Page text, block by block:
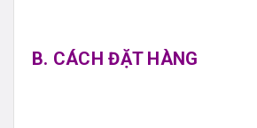
B. CÁCH ĐẶT HÀNG